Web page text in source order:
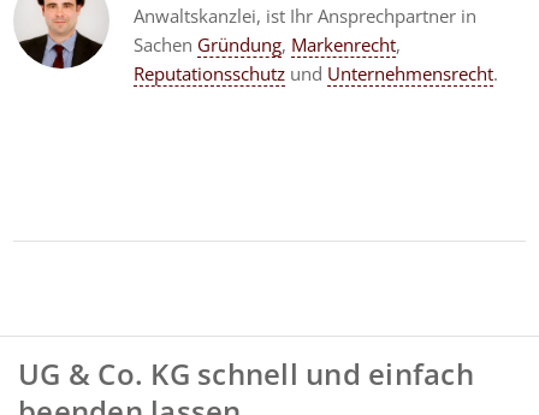
Anwaltskanzlei, ist Ihr Ansprechpartner in
Sachen Gründung, Markenrecht,
Reputationsschutz und Unternehmensrecht.
UG & Co. KG schnell und einfach